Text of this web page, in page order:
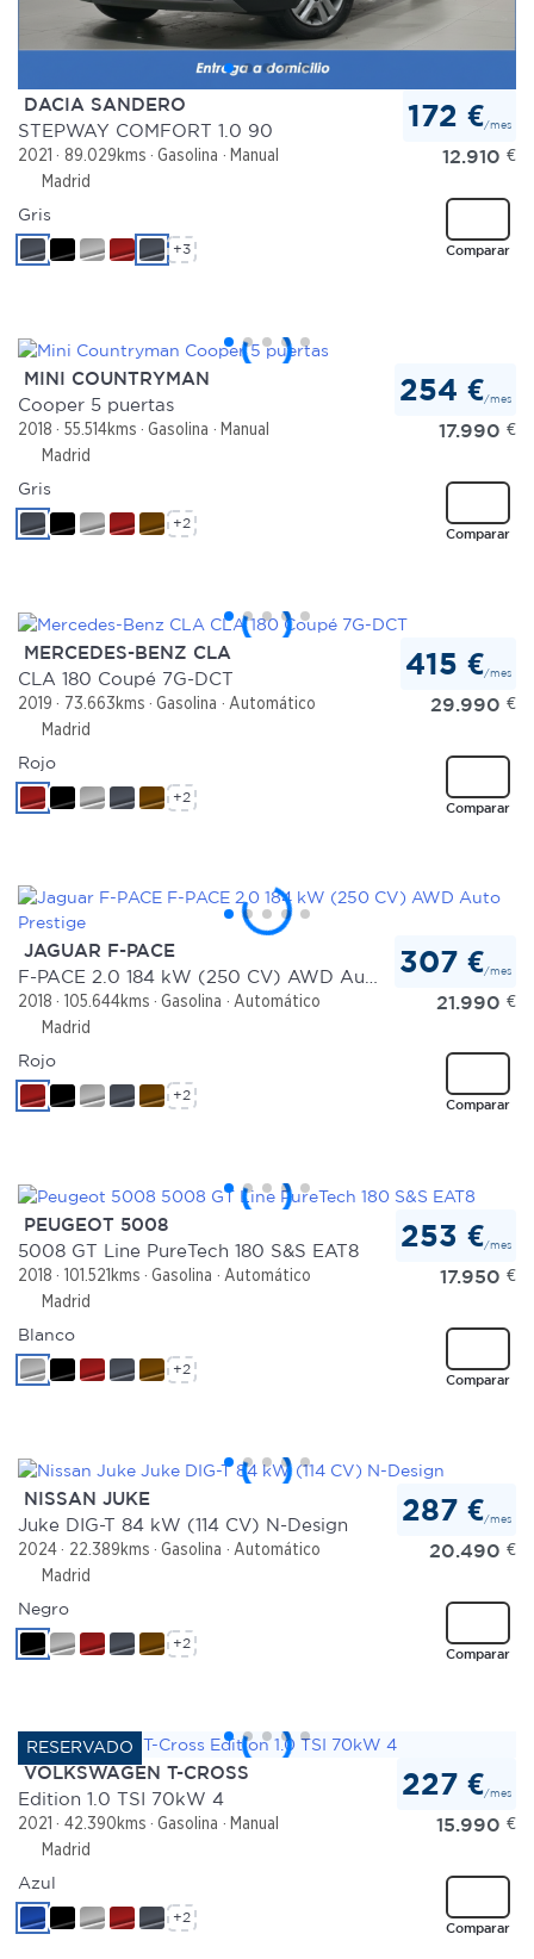
DACIA SANDERO
STEPWAY COMFORT 1.0 90
2021 89.029kms Gasolina
Manual
Madrid
172 €/mes
12.910 €
Comparar
Gris
+3
MINI COUNTRYMAN
Cooper 5 puertas
2018 55.514kms Gasolina
Manual
Madrid
254 €/mes
17.990 €
Comparar
Gris
+2
MERCEDES-BENZ CLA
CLA 180 Coupé 7G-DCT
2019 73.663kms Gasolina
Automático
Madrid
415 €/mes
29.990 €
Comparar
Rojo
+2
JAGUAR F-PACE
2018 105.644kms Gasolina
Automático
Madrid
307 €/mes
21.990 €
Comparar
Rojo
+2
PEUGEOT 5008
5008 GT Line PureTech 180 S&S EAT8
2018 101.521kms Gasolina
Automático
Madrid
253 €/mes
17.950 €
Comparar
Blanco
+2
NISSAN JUKE
Juke DIG-T 84 kW (114 CV) N-Design
2024 22.389kms Gasolina
Automático
Madrid
287 €/mes
20.490 €
Comparar
Negro
+2
VOLKSWAGEN T-CROSS
Edition 1.0 TSI 70kW 4
2021 42.390kms Gasolina
Manual
Madrid
227 €/mes
15.990 €
Comparar
Azul
+2